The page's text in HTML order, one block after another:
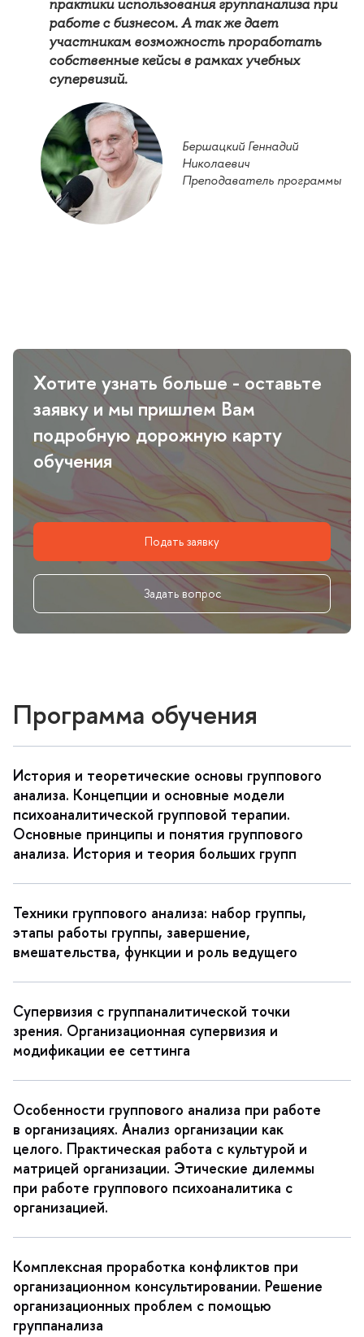
практики использования группанализа при
работе с бизнесом. А так же дает
участникам возможность проработать
собственные кейсы в рамках учебных
супервизий.
Бершацкий Геннадий
Николаевич
Преподаватель программы
Хотите узнать больше - оставьте
заявку и мы пришлем Вам
подробную дорожную карту
обучения
Подать заявку
Задать вопрос
Программа обучения
История и теоретические основы группового
анализа. Концепции и основные модели
психоаналитической групповой терапии.
Основные принципы и понятия группового
анализа. История и теория больших групп
Техники группового анализа: набор группы,
этапы работы группы, завершение,
мешательства, функции и роль ведущего
Супервизия с группаналитической точки
зрения. Организационная супервизия и
модификации ее сеттинга
Особенности группового анализа при работе
организациях. Анализ организации как
целого. Практическая работа с культурой и
матрицей организации. Этические дилеммы
при работе группового психоаналитика с
организацией.
Комплексная проработка конфликтов при
организационном консультировании. Решение
организационных проблем с помощью
руппанализа